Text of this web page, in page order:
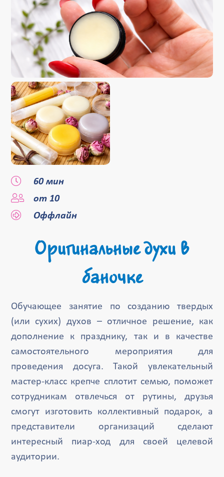
60 мин
от 10
Оффлайн
Оригинальные духи в
баночке
Обучающее занятие по созданию твердых
(или сухих) духов – отличное решение, как
дополнение к празднику, так и в качестве
самостоятельного мероприятия для
проведения досуга. Такой увлекательный
мастер-класс крепче сплотит семью, поможет
сотрудникам отвлечься от рутины, друзья
смогут изготовить коллективный подарок, а
представители организаций сделают
интересный пиар-ход для своей целевой
аудитории.